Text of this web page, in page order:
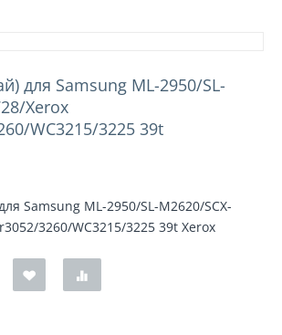
для Samsung ML-2950/SL-
Xerox
WC3215/3225 39t
Samsung ML-2950/SL-M2620/SCX-
3260/WC3215/3225 39t Xerox